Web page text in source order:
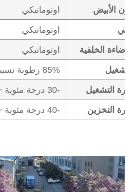
الأبيض اوتوماتيكي
سي اوتوماتيكي
الخلفية اوتوماتيكي
85% رطوبة نسبية
التشغيل -30 درجة مئوية ~ +60 درجة مئوية
التخزين -40 درجة مئوية ~ +85 درجة مئوية